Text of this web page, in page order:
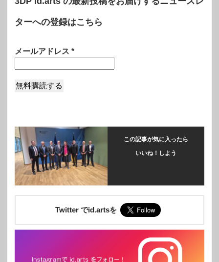
ターへの登録はこちら
メールアドレス *
この記事が気に入ったら
いいね！しよう
Twitter でid.artsを